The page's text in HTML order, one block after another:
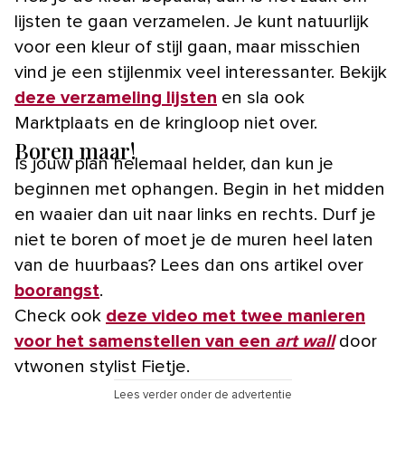
lijsten te gaan verzamelen. Je kunt natuurlijk
voor een kleur of stijl gaan, maar misschien
vind je een stijlenmix veel interessanter. Bekijk
deze verzameling lijsten en sla ook
Marktplaats en de kringloop niet over.
Boren maar!
Is jouw plan helemaal helder, dan kun je
beginnen met ophangen. Begin in het midden
en waaier dan uit naar links en rechts. Durf je
niet te boren of moet je de muren heel laten
van de huurbaas? Lees dan ons artikel over
boorangst.
Check ook deze video met twee manieren
voor het samenstellen van een art walldoor
vtwonen stylist Fietje.
Lees verder onder de advertentie